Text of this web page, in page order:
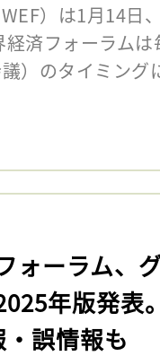
）は1月14日
済フォーラム
）のタイミン
ォーラム、
年版発表
誤情報も